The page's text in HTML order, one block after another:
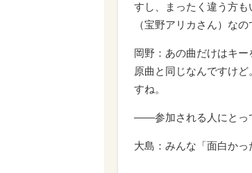
すし、まったく違う方
（宝野アリカさん）な
岡野：あの曲だけはキ
原曲と同じなんですけ
すね。
――参加される人にとっ
大島：みんな「面白かっ